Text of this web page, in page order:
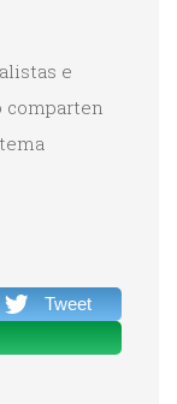
e
comparten
Tweet